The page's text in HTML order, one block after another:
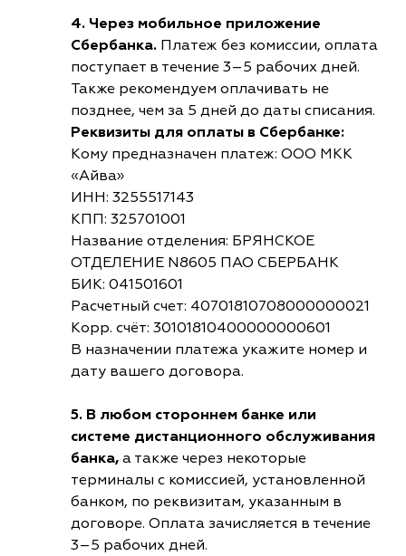
4. Через мобильное приложение
Сбербанка. Платеж без комиссии, оплата
поступает в течение 3–5 рабочих дней.
Также рекомендуем оплачивать не
позднее, чем за 5 дней до даты списания.
Реквизиты для оплаты в Сбербанке:
Кому предназначен платеж: ООО МКК
«Айва»
ИНН: 3255517143
КПП: 325701001
Название отделения: БРЯНСКОЕ
ОТДЕЛЕНИЕ N8605 ПАО СБЕРБАНК
БИК: 041501601
Расчетный счет: 40701810708000000021
Корр. счёт: 30101810400000000601
В назначении платежа укажите номер и
дату вашего договора.
5. В любом стороннем банке или
системе дистанционного обслуживания
банка, а также через некоторые
терминалы с комиссией, установленной
банком, по реквизитам, указанным в
договоре. Оплата зачисляется в течение
3–5 рабочих дней.